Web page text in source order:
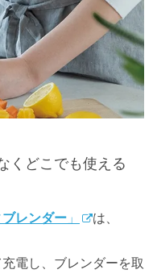
くどこでも使える
レンダー 」
は、
電し、ブレンダーを取